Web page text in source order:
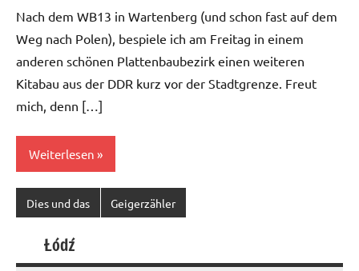
Nach dem WB13 in Wartenberg (und schon fast auf dem
Weg nach Polen), bespiele ich am Freitag in einem
anderen schönen Plattenbaubezirk einen weiteren
Kitabau aus der DDR kurz vor der Stadtgrenze. Freut
mich, denn […]
Weiterlesen
Dies und das Geigerzähler
Łódź